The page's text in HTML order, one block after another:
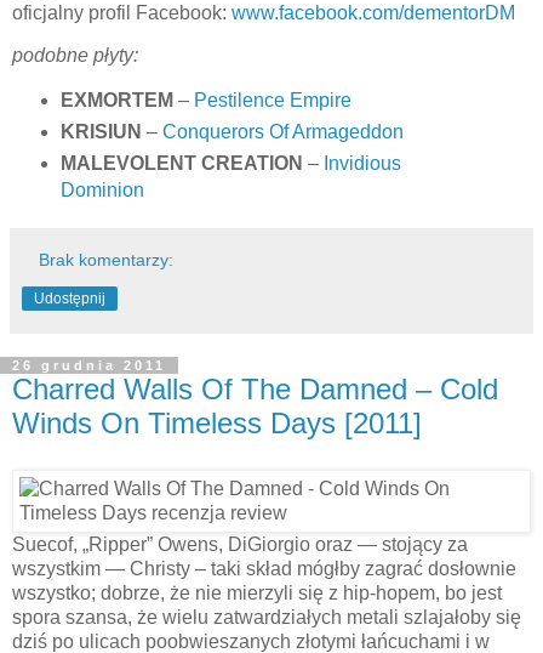
oficjalny profil Facebook: www.facebook.com/dementorDM
podobne płyty:
EXMORTEM – Pestilence Empire
KRISIUN – Conquerors Of Armageddon
MALEVOLENT CREATION – Invidious
Dominion
Brak komentarzy:
Udostępnij
26 grudnia 2011
Charred Walls Of The Damned – Cold
Winds On Timeless Days [2011]
Suecof, „Ripper” Owens, DiGiorgio oraz — stojący za
wszystkim — Christy – taki skład mógłby zagrać dosłownie
wszystko; dobrze, że nie mierzyli się z hip-hopem, bo jest
spora szansa, że wielu zatwardziałych metali szlajałoby się
dziś po ulicach poobwieszanych złotymi łańcuchami i w